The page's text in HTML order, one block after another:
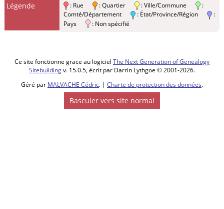
Légende : Rue : Quartier : Ville/Commune
:
Comté/Département
: État/Province/Région
:
Pays
: Non spécifié
Ce site fonctionne grace au logiciel The Next Generation of Genealogy
Sitebuildingv. 15.0.5, écrit par Darrin Lythgoe © 2001-2026.
Géré par MALVACHE Cédric. | Charte de protection des données.
Basculer vers site normal